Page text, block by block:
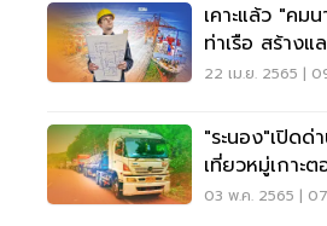
เคาะแล้ว "ค
ท่าเรือ สร้าง
ล้าน
22 เม.ย. 2565 |
"ระนอง"เปิด
เที่ยวหมู่เกาะ
03 พ.ค. 2565 |